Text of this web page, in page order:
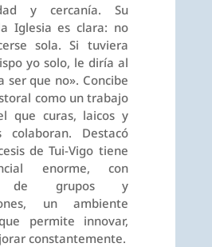
y cercanía. Su
Iglesia es clara: no
sola. Si tuviera
yo solo, le diría al
ser que no». Concibe
como un trabajo
que curas, laicos y
colaboran. Destacó
de Tui-Vigo tiene
enorme, con
de grupos y
un ambiente
permite innovar,
constantemente.